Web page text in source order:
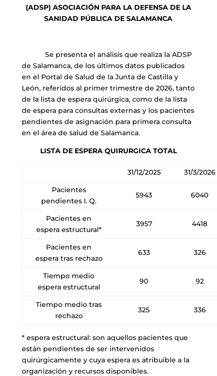
(ADSP) ASOCIACIÓN PARA LA DEFENSA DE LA
SANIDAD PÚBLICA DE SALAMANCA
Se presenta el análisis que realiza la ADSP
de Salamanca, de los últimos datos publicados
en el Portal de Salud de la Junta de Castilla y
León, referidos al primer trimestre de 2026, tanto
de la lista de espera quirúrgica, como de la lista
de espera para consultas externas y los pacientes
pendientes de asignación para primera consulta
en el área de salud de Salamanca.
LISTA DE ESPERA QUIRURGICA TOTAL
31/12/2025
31/3/2026
Pacientes
pendientes I. Q.
5943 6040
Pacientes en
espera estructural*
3957 4418
Pacientes en
espera tras rechazo
633 326
Tiempo medio
espera estructural
90 92
Tiempo medio tras
rechazo
325 336
* espera estructural: son aquellos pacientes que
están pendientes de ser intervenidos
quirúrgicamente y cuya espera es atribuible a la
organización y recursos disponibles.